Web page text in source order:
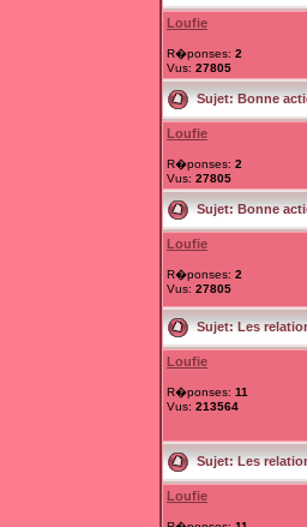
Loufie
R�ponses: 2
Vus: 27805
Sujet:Bonne
Loufie
R�ponses: 2
Vus: 27805
Sujet:Bonne
Loufie
R�ponses: 2
Vus: 27805
Sujet:Les
Loufie
R�ponses: 11
Vus: 213564
Sujet:Les
Loufie